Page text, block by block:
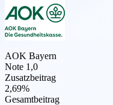
AOK Bayern
Note 1,0
Zusatzbeitrag
2,69%
Gesamtbeitrag